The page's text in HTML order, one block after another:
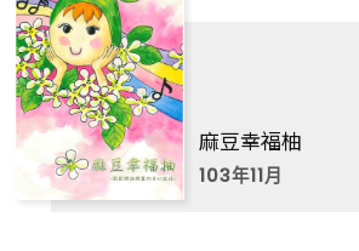
麻豆幸福柚
103年11月